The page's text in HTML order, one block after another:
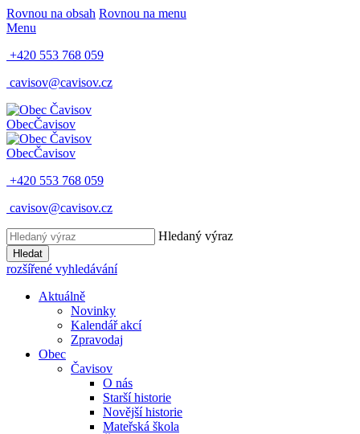
Rovnou na obsah Rovnou na menu
Menu
+420 553 768 059
cavisov@cavisov.cz
ObecČavisov
ObecČavisov
+420 553 768 059
cavisov@cavisov.cz
Hledaný výraz
Hledat
rozšířené vyhledávání
Aktuálně
Novinky
Kalendář akcí
Zpravodaj
Obec
Čavisov
O nás
Starší historie
Novější historie
Mateřská škola